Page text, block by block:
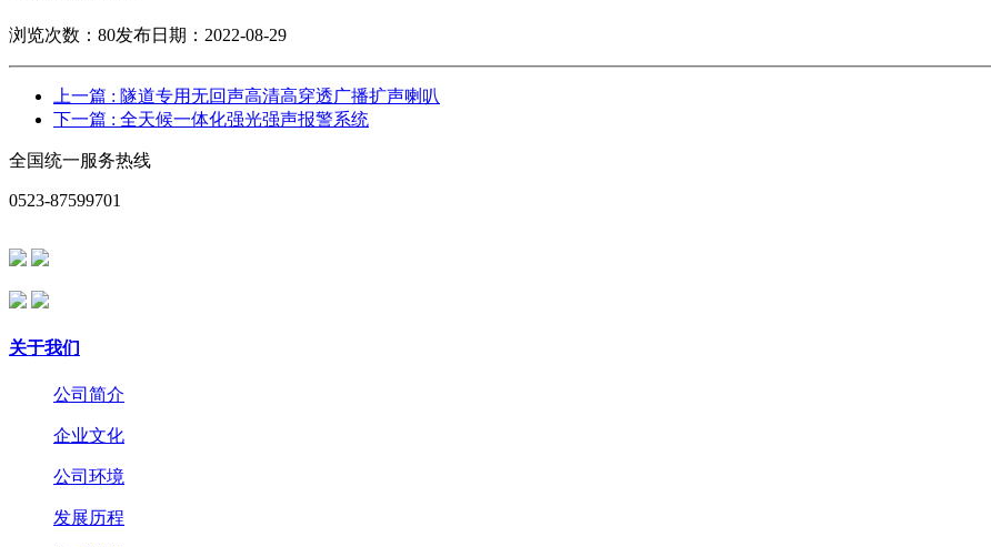
浏览次数： 80发布日期：2022-08-29
上一篇 : 隧道专用无回声高清高穿透广播扩声喇叭
下一篇 : 全天候一体化强光强声报警系统
全国统一服务热线
0523-87599701
关于我们
公司简介
企业文化
公司环境
发展历程